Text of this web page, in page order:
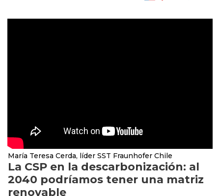
María Teresa Cerda, líder SST Fraunhofer Chile
La CSP en la descarbonización: al
2040 podríamos tener una matriz
renovable